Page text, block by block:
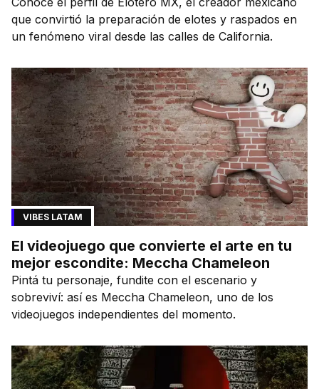
que convirtió la preparación de elotes y raspados en
un fenómeno viral desde las calles de California.
VIBES LATAM
El videojuego que convierte el arte en tu
mejor escondite: Meccha Chameleon
Pintá tu personaje, fundite con el escenario y
sobreviví: así es Meccha Chameleon, uno de los
videojuegos independientes del momento.